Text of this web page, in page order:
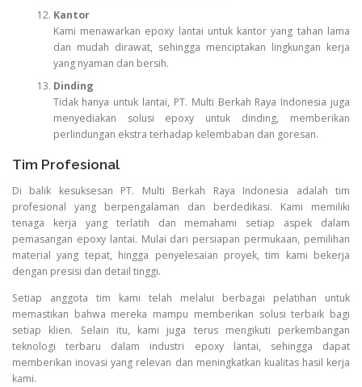
Kantor
Kami menawarkan epoxy lantai untuk kantor yang tahan lama
dan mudah dirawat, sehingga menciptakan lingkungan kerja
yang nyaman dan bersih.
Dinding
Tidak hanya untuk lantai, PT. Multi Berkah Raya Indonesia juga
menyediakan solusi epoxy untuk dinding, memberikan
perlindungan ekstra terhadap kelembaban dan goresan.
Tim Profesional
Di balik kesuksesan PT. Multi Berkah Raya Indonesia adalah tim
profesional yang berpengalaman dan berdedikasi. Kami memiliki
tenaga kerja yang terlatih dan memahami setiap aspek dalam
pemasangan epoxy lantai. Mulai dari persiapan permukaan, pemilihan
material yang tepat, hingga penyelesaian proyek, tim kami bekerja
dengan presisi dan detail tinggi.
Setiap anggota tim kami telah melalui berbagai pelatihan untuk
memastikan bahwa mereka mampu memberikan solusi terbaik bagi
setiap klien. Selain itu, kami juga terus mengikuti perkembangan
teknologi terbaru dalam industri epoxy lantai, sehingga dapat
memberikan inovasi yang relevan dan meningkatkan kualitas hasil kerja
kami.